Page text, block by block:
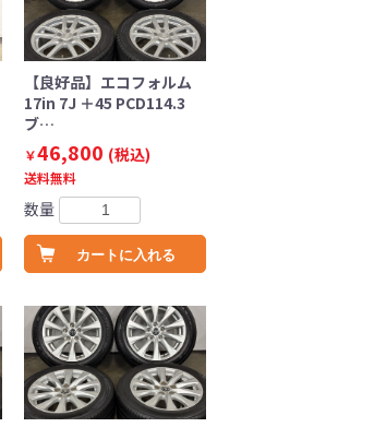
【良好品】エコフォルム
17in 7J ＋45 PCD114.3
ブ…
￥46,800 (税込)
送料無料
数量
カートに入れる